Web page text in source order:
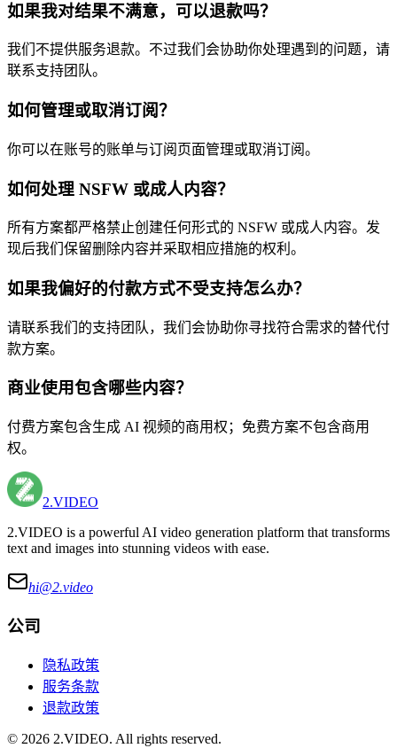
如果我对结果不满意，可以退款吗？
我们不提供服务退款。不过我们会协助你处理遇到的问题，请
联系支持团队。
如何管理或取消订阅？
你可以在账号的账单与订阅页面管理或取消订阅。
如何处理 NSFW 或成人内容？
所有方案都严格禁止创建任何形式的 NSFW 或成人内容。发
现后我们保留删除内容并采取相应措施的权利。
如果我偏好的付款方式不受支持怎么办？
请联系我们的支持团队，我们会协助你寻找符合需求的替代付
款方案。
商业使用包含哪些内容？
付费方案包含生成 AI 视频的商用权；免费方案不包含商用
权。
2.VIDEO
2.VIDEO is a powerful AI video generation platform that transforms
text and images into stunning videos with ease.
hi@2.video
公司
隐私政策
服务条款
退款政策
© 2026 2.VIDEO. All rights reserved.